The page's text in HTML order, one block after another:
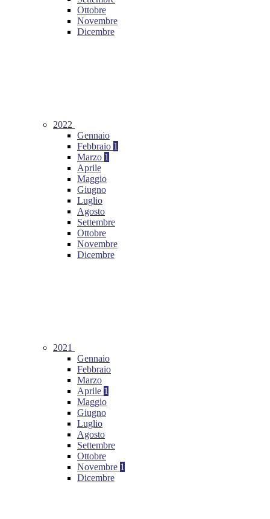
Ottobre
Novembre
Dicembre
2022
Gennaio
Febbraio 1
Marzo 1
Aprile
Maggio
Giugno
Luglio
Agosto
Settembre
Ottobre
Novembre
Dicembre
2021
Gennaio
Febbraio
Marzo
Aprile 1
Maggio
Giugno
Luglio
Agosto
Settembre
Ottobre
Novembre 1
Dicembre